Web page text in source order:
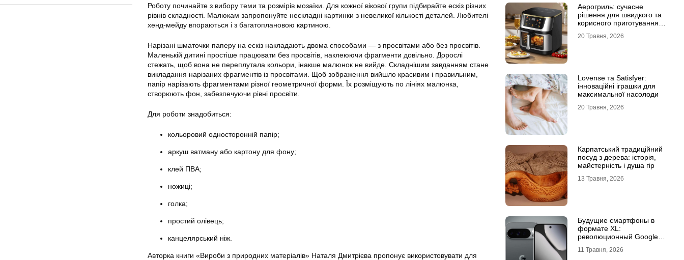
Роботу починайте з вибору теми та розмірів мозаїки. Для кожної вікової групи підбирайте ескіз різних
рівнів складності. Малюкам запропонуйте нескладні картинки з невеликої кількості деталей. Любителі
хенд-мейду впораються і з багатоплановою картиною.
Нарізані шматочки паперу на ескіз накладають двома способами — з просвітами або без просвітів.
Маленькій дитині простіше працювати без просвітів, наклеюючи фрагменти довільно. Дорослі
стежать, щоб вона не переплутала кольори, інакше малюнок не вийде. Складнішим завданням стане
викладання нарізаних фрагментів із просвітами. Щоб зображення вийшло красивим і правильним,
папір нарізають фрагментами різної геометричної форми. Їх розміщують по лініях малюнка,
створюють фон, забезпечуючи рівні просвіти.
Для роботи знадобиться:
кольоровий односторонній папір;
аркуш ватману або картону для фону;
клей ПВА;
ножиці;
голка;
простий олівець;
канцелярський ніж.
Авторка книги «Вироби з природних матеріалів» Наталя Дмитрієва пропонує використовувати для
Аерогриль: сучасне
рішення для швидкого та
корисного приготування
20 Травня, 2026
Lovense та Satisfyer:
інноваційні іграшки для
максимальної насолоди
20 Травня, 2026
Карпатський традиційний
посуд з дерева: історія,
майстерність і душа гір
13 Травня, 2026
Будущие смартфоны в
формате XL:
революционный Google
11 Травня, 2026